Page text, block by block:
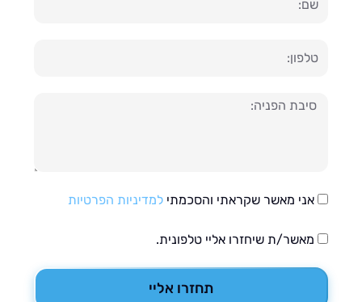
אני מאשר שקראתי והסכמתילמדיניות הפרטיות
מאשר/ת שיחזרו אליי טלפונית.
תחזרו אליי